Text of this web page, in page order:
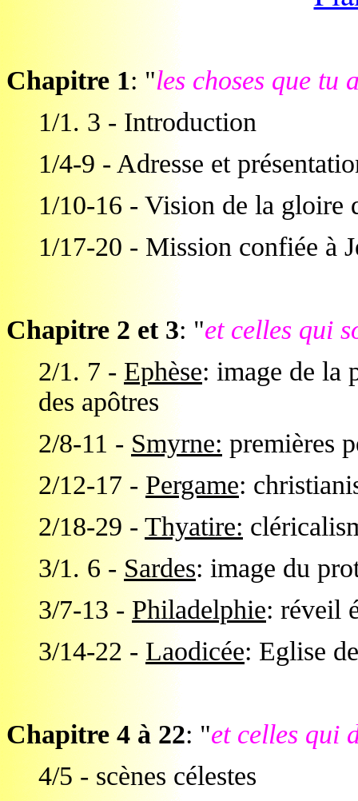
Chapitre 1: "les choses que tu
1/1. 3 - Introduction
1/4-9 - Adresse et
1/10-16 - Vision de la gloire
1/17-20 - Mission confiée à
Chapitre 2 et 3: "et celles qui
2/1. 7 - Ephèse: image de la
des apôtres
2/8-11 - Smyrne: premières
2/12-17 - Pergame:
2/18-29 - Thyatire:
3/1. 6 - Sardes: image du
3/7-13 - Philadelphie: réveil
3/14-22 - Laodicée: Eglise
Chapitre 4 à 22: "et celles qui
4/5 - scènes célestes